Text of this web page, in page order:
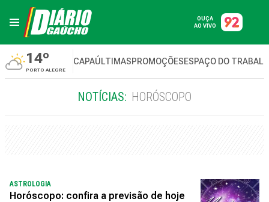
OUÇA
AO VIVO
14º
PORTO ALEGRE
CAPAÚLTIMASPROMOÇÕESESPAÇO DO
NOTÍCIAS: HORÓSCOPO
ASTROLOGIA
Horóscopo: confira a previsão de hoje